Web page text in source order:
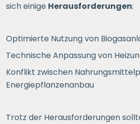
sich einige Herausforderungen:
Optimierte Nutzung von
Technische Anpassung von
Konflikt zwischen
Energiepflanzenanbau
Trotz der Herausforderungen